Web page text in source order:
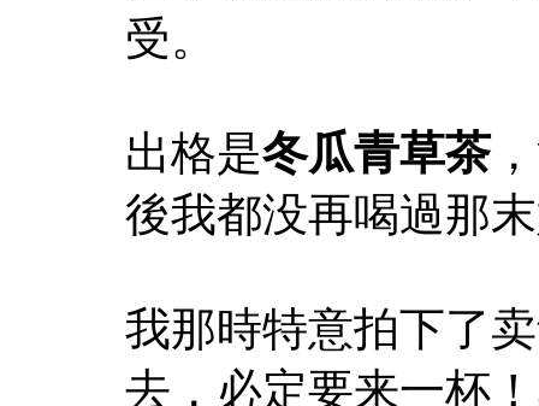
受。
出格是冬瓜青草茶
後我都没再喝過那
我那時特意拍下了
去，必定要来一杯